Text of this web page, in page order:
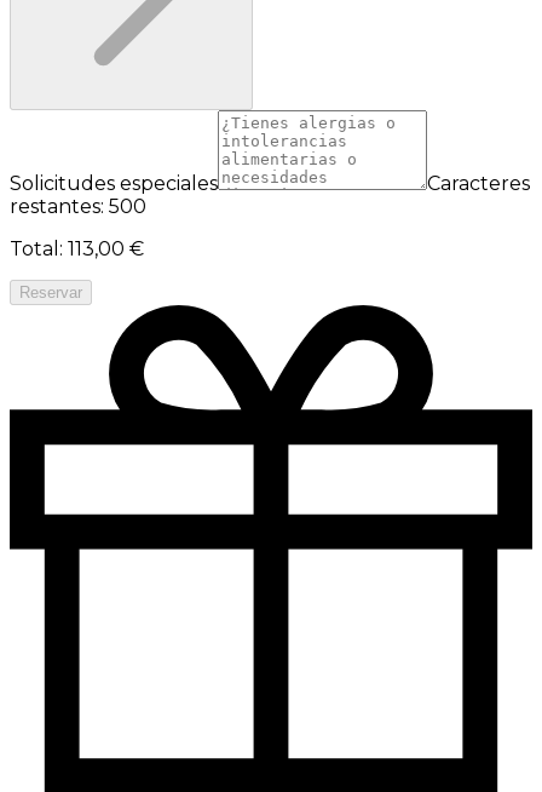
Solicitudes especiales
Caracteres
restantes: 500
Total : 113,00 €
Reservar